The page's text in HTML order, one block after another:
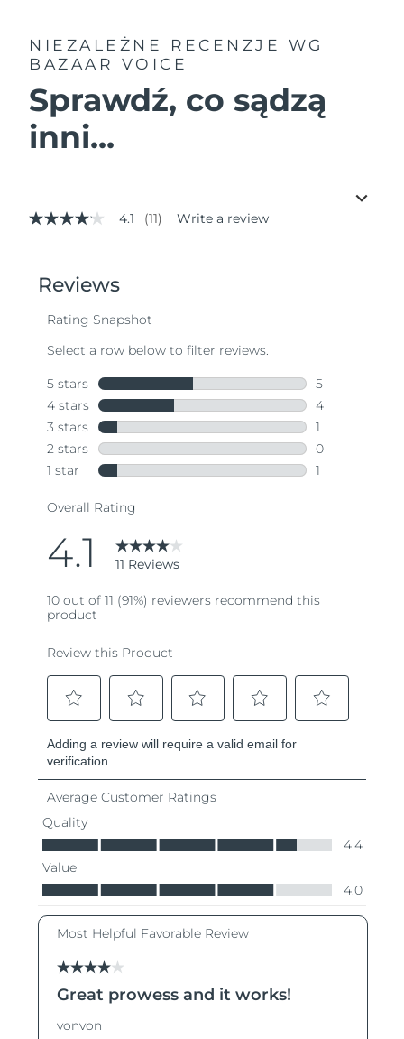
NIEZALEŻNE RECENZJE
WG
BAZAAR VOICE
Sprawdź, co sądzą
inni...
4.1
stars,
average
value.
Same
page
link.
4.1 (11) Write a review